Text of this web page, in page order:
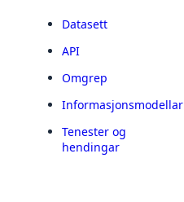
Datasett
API
Omgrep
Informasjonsmodellar
Tenester og
hendingar